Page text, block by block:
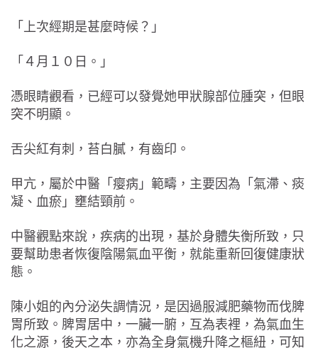
「上次經期是甚麼時候？」
「４月１０日。」
憑眼睛觀看，已經可以發覺她甲狀腺部位腫突，但眼
突不明顯。
舌尖紅有刺，苔白膩，有齒印。
甲亢，屬於中醫「瘿病」範疇，主要因為「氣滯、痰
凝、血瘀」壅結頸前。
中醫觀點來說，疾病的出現，基於身體失衡所致，只
要幫助患者恢復陰陽氣血平衡，就能重新回復健康狀
態。
陳小姐的內分泌失調情況，是因過服減肥藥物而伐脾
胃所致。脾胃居中，一臟一腑，互為表裡，為氣血生
化之源，後天之本，亦為全身氣機升降之樞紐，可知